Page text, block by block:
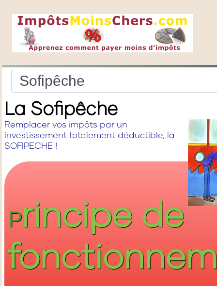
La Sofipêche
Remplacer vos impôts par un
investissement totalement déductible, la
SOFIPECHE !
Principe de